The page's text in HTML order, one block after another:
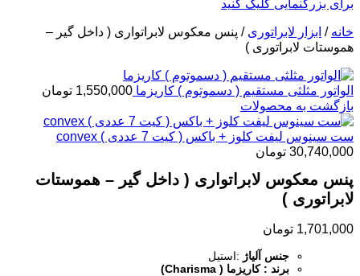
برای بزرگنمایی کلیک کنید
خانه / ابزار لابراتوری / پنس معکوس لابراتواری ( داخل گیر –
هموستات لابراتوری )
الواتور مثلثی مستقیم ( دسموتوم ) کاریزما 1,550,000 تومان
بازگشت به محصولات
ست سینوس لیفت کلوز + باکس ( کیت 7 عددی ) convex
30,740,000 تومان
پنس معکوس لابراتواری ( داخل گیر – هموستات
لابراتوری )
1,701,000 تومان
جنس آلیاژ :استیل
برند : کاریزما ( Charisma)